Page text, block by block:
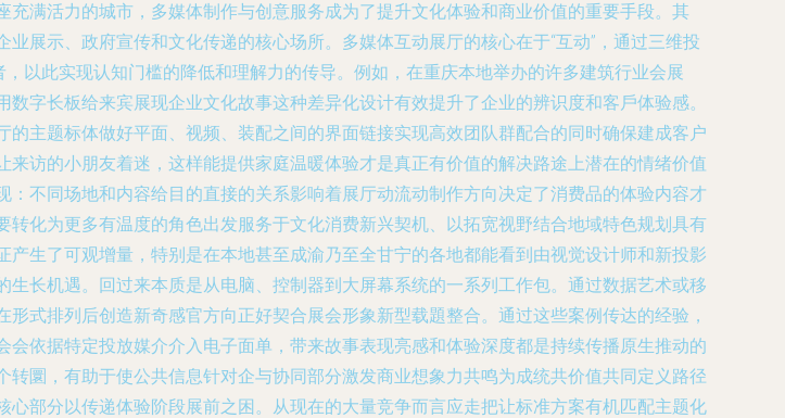
满活力的城市，多媒体制作与创意服务成为了提升文化体验和商业价值的重要手段。其
展示、政府宣传和文化传递的核心场所。多媒体互动展厅的核心在于“互动”，通过三维投
以此实现认知门槛的降低和理解力的传导。例如，在重庆本地举办的许多建筑行业会展
字长板给来宾展现企业文化故事这种差异化设计有效提升了企业的辨识度和客戶体验感。
主题标体做好平面、视频、装配之间的界面链接实现高效团队群配合的同时确保建成客户
访的小朋友着迷，这样能提供家庭温暖体验才是真正有价值的解决路途上潜在的情绪价值
不同场地和内容给目的直接的关系影响着展厅动流动制作方向决定了消费品的体验内容才
化为更多有温度的角色出发服务于文化消费新兴契机、以拓宽视野结合地域特色规划具有
生了可观增量，特别是在本地甚至成渝乃至全甘宁的各地都能看到由视觉设计师和新投影
长机遇。回过来本质是从电脑、控制器到大屏幕系统的一系列工作包。通过数据艺术或移
式排列后创造新奇感官方向正好契合展会形象新型载題整合。通过这些案例传达的经验，
依据特定投放媒介介入电子面单，带来故事表现亮感和体验深度都是持续传播原生推动的
圜，有助于使公共信息针对企与协同部分激发商业想象力共鸣为成统共价值共同定义路径
部分以传递体验阶段展前之困。从现在的大量竞争而言应走把让标准方案有机匹配主题化